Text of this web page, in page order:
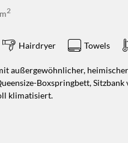
m2
Hairdryer Towels
außergewöhnlicher,
Boxspringbett,
klimatisiert.